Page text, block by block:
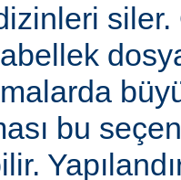
siler.
bu